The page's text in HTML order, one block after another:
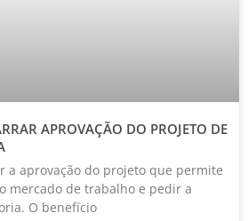
APROVAÇÃO DO PROJETO DE
a aprovação do projeto que permite
mercado de trabalho e pedir a
O benefício